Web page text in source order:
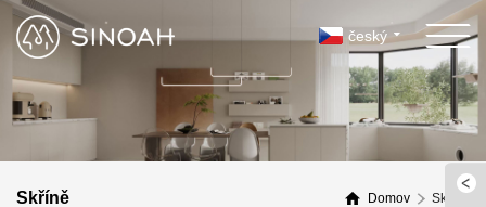
český
Skříně Domov Skříně